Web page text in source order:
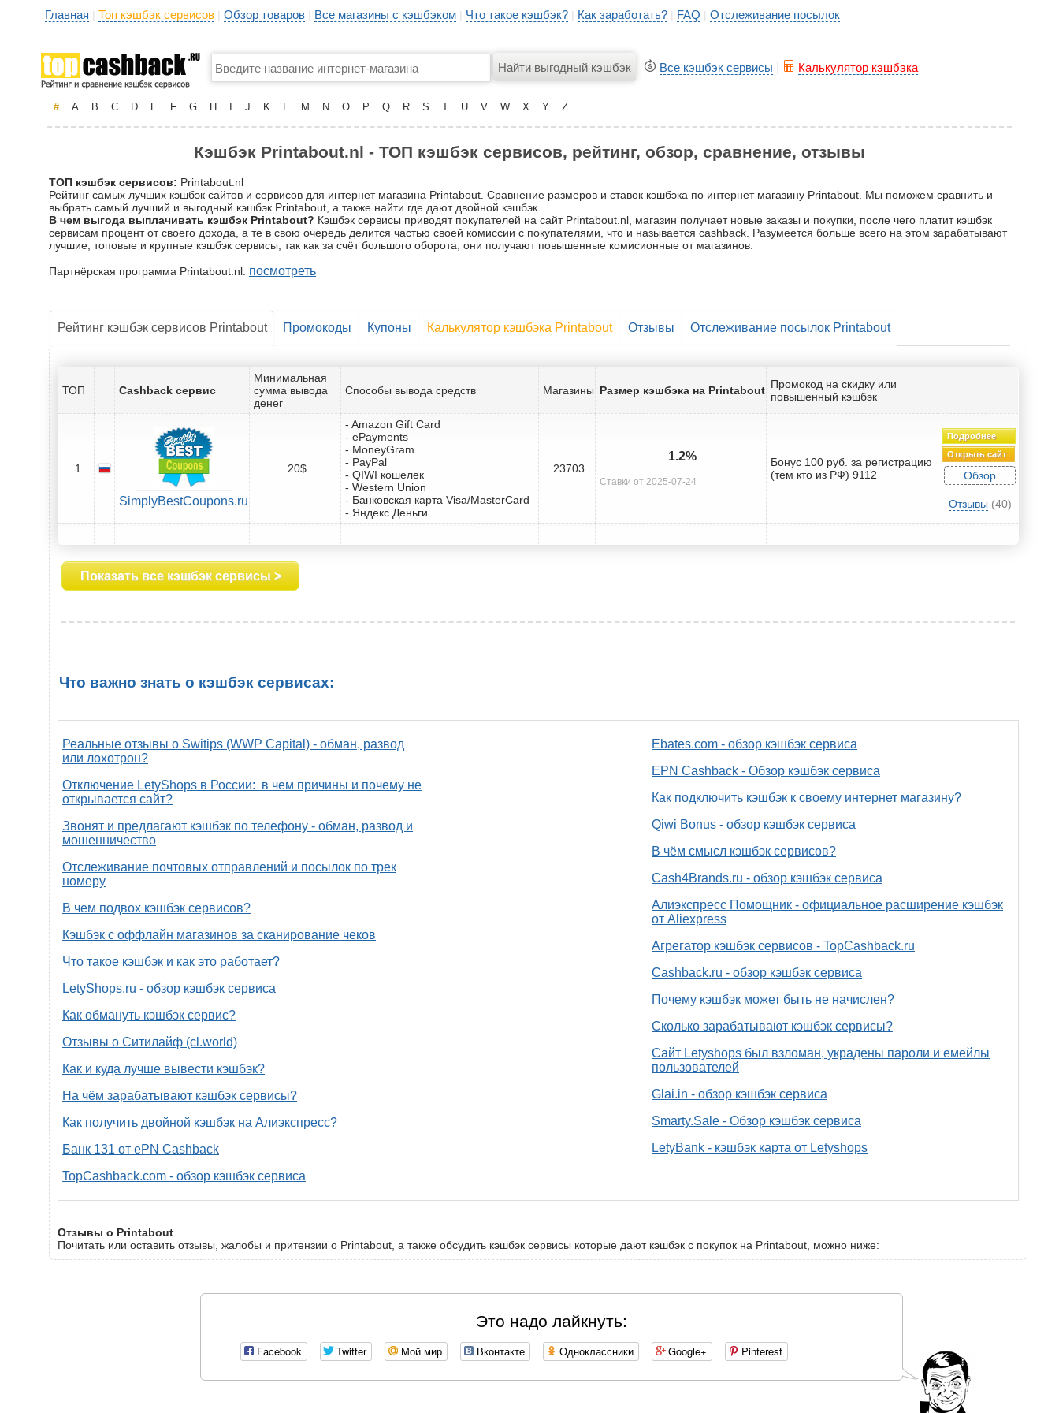
Главная | Топ кэшбэк сервисов | Обзор товаров | Все магазины с кэшбэком | Что такое кэшбэк? | Как заработать? | FAQ | Отслеживание посылок
Все кэшбэк сервисы Калькулятор кэшбэка
# A B C D E F G H J K L M N O P Q R S T U V W X Y Z
Кэшбэк Printabout.nl - ТОП кэшбэк сервисов, рейтинг, обзор, сравнение, отзывы
ТОП кэшбэк сервисов: Printabout.nl
Рейтинг самых лучших кэшбэк сайтов и сервисов для интернет магазина Printabout. Сравнение размеров и ставок кэшбэка по интернет магазину Printabout. Мы поможем сравнить и
выбрать самый лучший и выгодный кэшбэк Printabout, а также найти где дают двойной кэшбэк.
В чем выгода выплачивать кэшбэк Printabout? Кэшбэк сервисы приводят покупателей на сайт Printabout.nl, магазин получает новые заказы и покупки, после чего платит кэшбэк
сервисам процент от своего дохода, а те в свою очередь делится частью своей комиссии с покупателями, что и называется cashback. Разумеется больше всего на этом зарабатывают
лучшие, топовые и крупные кэшбэк сервисы, так как за счёт большого оборота, они получают повышенные комисионные от магазинов.
Партнёрская программа Printabout.nl: посмотреть
Рейтинг кэшбэк сервисов Printabout Промокоды Купоны Калькулятор кэшбэка Printabout Отзывы Отслеживание посылок Printabout
ТОП Cashback сервис
Минимальная
сумма вывода
денег
Способы вывода средств Магазины Размер кэшбэка на Printabout Промокод на скидку или
повышенный кэшбэк
1
SimplyBestCoupons.ru
20$
- Amazon Gift Card
- ePayments
- MoneyGram
- PayPal
- QIWI кошелек
- Western Union
- Банковская карта Visa/MasterCard
- Яндекс.Деньги
23703
1.2%
Ставки от 2025-07-24
Бонус 100 руб. за регистрацию
(тем кто из РФ) 9112
Подробнее
Открыть сайт
Обзор
Отзывы (40)
Показать все кэшбэк сервисы >
Что важно знать о кэшбэк сервисах:
Реальные отзывы о Switips (WWP Capital) - обман, развод
или лохотрон?
Отключение LetyShops в России: в чем причины и почему не
открывается сайт?
Звонят и предлагают кэшбэк по телефону - обман, развод и
мошенничество
Отслеживание почтовых отправлений и посылок по трек
номеру
В чем подвох кэшбэк сервисов?
Кэшбэк с оффлайн магазинов за сканирование чеков
Что такое кэшбэк и как это работает?
LetyShops.ru - обзор кэшбэк сервиса
Как обмануть кэшбэк сервис?
Отзывы о Ситилайф (cl.world)
Как и куда лучше вывести кэшбэк?
На чём зарабатывают кэшбэк сервисы?
Как получить двойной кэшбэк на Алиэкспресс?
Банк 131 от ePN Cashback
TopCashback.com - обзор кэшбэк сервиса
Ebates.com - обзор кэшбэк сервиса
EPN Cashback - Обзор кэшбэк сервиса
Как подключить кэшбэк к своему интернет магазину?
Qiwi Bonus - обзор кэшбэк сервиса
В чём смысл кэшбэк сервисов?
Cash4Brands.ru - обзор кэшбэк сервиса
Алиэкспресс Помощник - официальное расширение кэшбэк
от Aliexpress
Агрегатор кэшбэк сервисов - TopCashback.ru
Cashback.ru - обзор кэшбэк сервиса
Почему кэшбэк может быть не начислен?
Сколько зарабатывают кэшбэк сервисы?
Сайт Letyshops был взломан, украдены пароли и емейлы
пользователей
Glai.in - обзор кэшбэк сервиса
Smarty.Sale - Обзор кэшбэк сервиса
LetyBank - кэшбэк карта от Letyshops
Отзывы о Printabout
Почитать или оставить отзывы, жалобы и притензии о Printabout, а также обсудить кэшбэк сервисы которые дают кэшбэк с покупок на Printabout, можно ниже:
Это надо лайкнуть:
Facebook Twitter Мой мир Вконтакте Одноклассники Google+ Pinterest